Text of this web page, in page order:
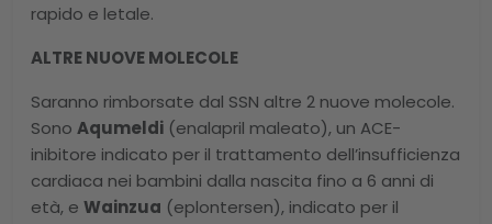
rapido e letale.
ALTRE NUOVE MOLECOLE
Saranno rimborsate dal SSN altre 2 nuove molecole.
Sono Aqumeldi (enalapril maleato), un ACE-
inibitore indicato per il trattamento dell’insufficienza
cardiaca nei bambini dalla nascita fino a 6 anni di
età, e Wainzua (eplontersen), indicato per il